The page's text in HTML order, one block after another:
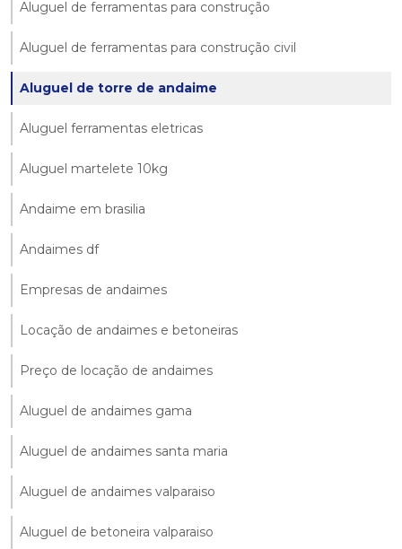
Aluguel de ferramentas para construção
Aluguel de ferramentas para construção civil
Aluguel de torre de andaime
Aluguel ferramentas eletricas
Aluguel martelete 10kg
Andaime em brasilia
Andaimes df
Empresas de andaimes
Locação de andaimes e betoneiras
Preço de locação de andaimes
Aluguel de andaimes gama
Aluguel de andaimes santa maria
Aluguel de andaimes valparaiso
Aluguel de betoneira valparaiso